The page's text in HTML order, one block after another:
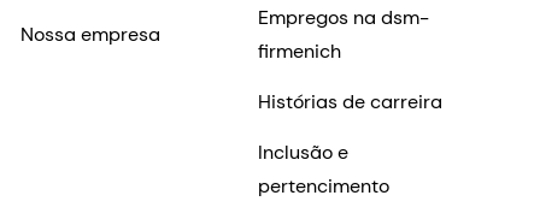
Nossa empresa
Empregos na dsm-
firmenich
Histórias de carreira
Inclusão e
pertencimento